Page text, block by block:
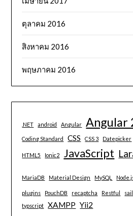
ตุลาคม 2016
สิงหาคม 2016
พฤษภาคม 2016
.NET android Angular Angular
Coding Standard CSS CSS 3 Datepicker
HTML5 Ionic2 JavaScript
MariaDB Material Design MySQL
plugins PouchDB recaptcha Restful
typscript
XAMPP Yii2